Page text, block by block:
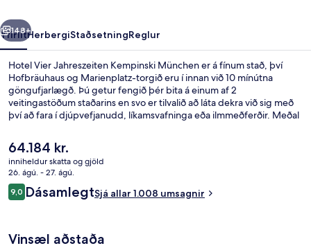
Næsta
148+
YfirlitHerbergiStaðsetningReglur
Hotel Vier Jahreszeiten Kempinski München er á fínum stað, því
Hofbräuhaus og Marienplatz-torgið eru í innan við 10 mínútna
göngufjarlægð. Þú getur fengið þér bita á einum af 2
veitingastöðum staðarins en svo er tilvalið að láta dekra við sig með
því að fara í djúpvefjanudd, líkamsvafninga eða ilmmeðferðir. Meðal
bar/setustofa og líkamsrækt sem er opin allan sólarhringinn. Það er
ekki langt að fara til að komast í almenningssamgöngur:
Kammerspiele-sporvagnastoppistöðin er í nokkurra skrefa fjarlægð
og Nationaltheater-sporvagnastoppistöðin er í 3 mínútna
göngufjarlægð.
Núverandi
verð
er
64.184 kr.
64.184 kr.
inniheldur skatta og gjöld
26. ágú. - 27. ágú.
Umsagnir
9,09,0 af 10
DásamlegtSjá allar 1.008 umsagnir
Vinsæl aðstaða